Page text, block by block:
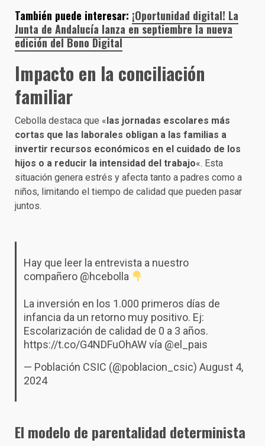
También puede interesar: ¡Oportunidad digital! La
Junta de Andalucía lanza en septiembre la nueva
edición del Bono Digital
Impacto en la conciliación
familiar
Cebolla destaca que «las jornadas escolares más
cortas que las laborales obligan a las familias a
invertir recursos económicos en el cuidado de los
hijos o a reducir la intensidad del trabajo«. Esta
situación genera estrés y afecta tanto a padres como a
niños, limitando el tiempo de calidad que pueden pasar
juntos.
Hay que leer la entrevista a nuestro
compañero @hcebolla
La inversión en los 1.000 primeros días de
infancia da un retorno muy positivo. Ej:
Escolarización de calidad de 0 a 3 años.
https://t.co/G4NDFuOhAWvía @el_pais
— Población CSIC (@poblacion_csic) August 4,
2024
El modelo de parentalidad determinista